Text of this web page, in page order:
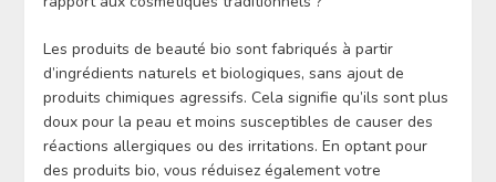
Les produits de beauté bio sont fabriqués à partir
d’ingrédients naturels et biologiques, sans ajout de
produits chimiques agressifs. Cela signifie qu’ils sont plus
doux pour la peau et moins susceptibles de causer des
réactions allergiques ou des irritations. En optant pour
des produits bio, vous réduisez également votre